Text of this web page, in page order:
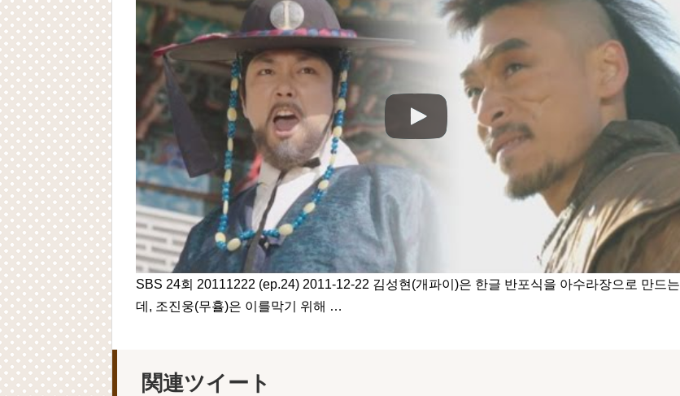
SBS 24회 20111222 (ep.24) 2011-12-22 김성현(개파이)은 한글 반포식을 아수라장으로 만드는
데, 조진웅(무휼)은 이를막기 위해 …
関連ツイート